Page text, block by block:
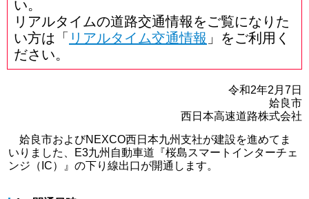
い。
リアルタイムの道路交通情報をご覧になりた
い方は「 リアルタイム交通情報 」をご利用く
ださい。
令和2年2月7日
姶良市
西日本高速道路株式会社
姶良市およびNEXCO西日本九州支社が建設を進めてま
いりました、E3九州自動車道『桜島スマートインターチェ
ンジ（IC）』の下り線出口が開通します。